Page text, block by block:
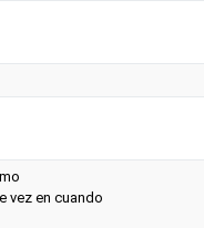
vez en cuando